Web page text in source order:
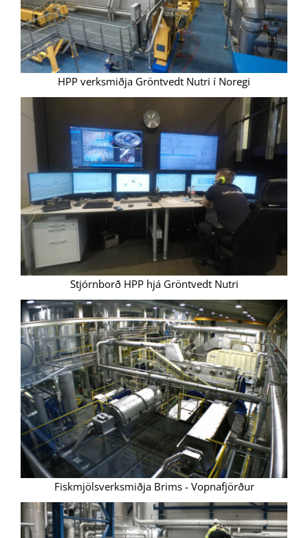
HPP verksmiðja Gröntvedt Nutri í Noregi
Stjórnborð HPP hjá Gröntvedt Nutri
Fiskmjölsverksmiðja Brims - Vopnafjörður